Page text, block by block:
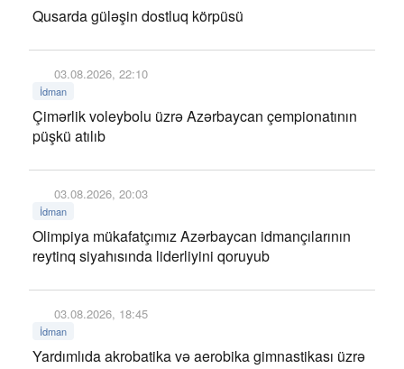
Qusarda güləşin dostluq körpüsü
03.08.2026, 22:10
İdman
Çimərlik voleybolu üzrə Azərbaycan çempionatının
püşkü atılıb
03.08.2026, 20:03
İdman
Olimpiya mükafatçımız Azərbaycan idmançılarının
reytinq siyahısında liderliyini qoruyub
03.08.2026, 18:45
İdman
Yardımlıda akrobatika və aerobika gimnastikası üzrə